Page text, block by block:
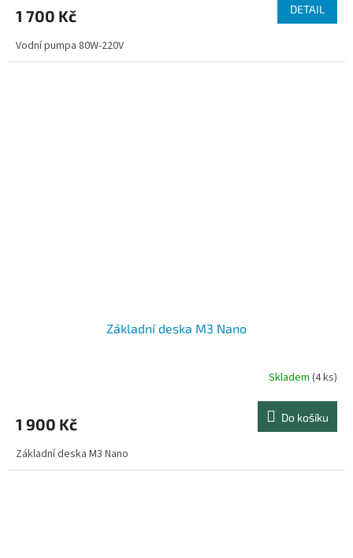
1 700 Kč DETAIL
Vodní pumpa 80W-220V
Základní deska M3 Nano
Skladem (4 ks)
1 900 Kč Do košíku
Základní deska M3 Nano